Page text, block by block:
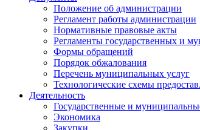
Положение об администрации
Регламент работы администрации
Нормативные правовые акты
Регламенты государственных и
Формы обращений
Порядок обжалования
Перечень муниципальных услуг
Технологические схемы
Деятельность
Государственные и
Экономика